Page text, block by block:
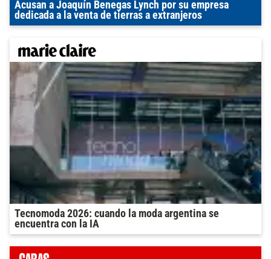
Acusan a Joaquín Benegas Lynch por su empresa
dedicada a la venta de tierras a extranjeros
Tecnomoda 2026: cuando la moda argentina se
encuentra con la IA